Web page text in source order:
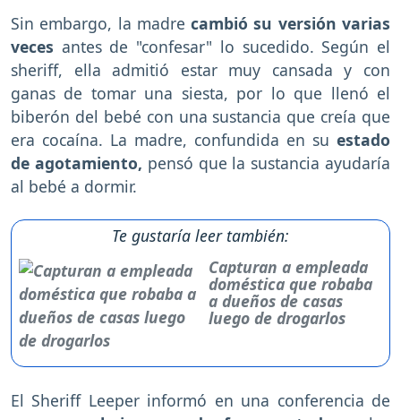
Sin embargo, la madre cambió su versión varias
veces antes de "confesar" lo sucedido. Según el
sheriff, ella admitió estar muy cansada y con
ganas de tomar una siesta, por lo que llenó el
biberón del bebé con una sustancia que creía que
era cocaína. La madre, confundida en su estado
de agotamiento, pensó que la sustancia ayudaría
al bebé a dormir.
Te gustaría leer también:
Capturan a empleada
doméstica que robaba
a dueños de casas
luego de drogarlos
El Sheriff Leeper informó en una conferencia de